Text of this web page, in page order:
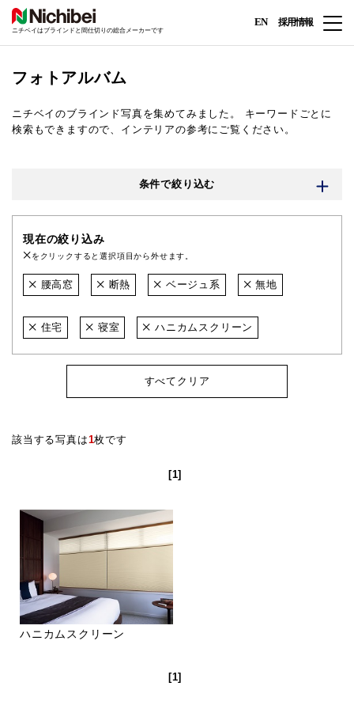
ニチベイはブラインドと間仕切りの総合メーカーです
EN 採用情報
フォトアルバム
ニチベイのブラインド写真を集めてみました。
キーワードごとに
検索もできますので、インテリアの参考にご覧ください。
条件で絞り込む
現在の絞り込み
をクリックすると選択項目から外せます。
腰高窓 断熱 ベージュ系 無地
住宅 寝室 ハニカムスクリーン
すべてクリア
該当する写真は1枚です
[1]
ハニカムスクリーン
[1]